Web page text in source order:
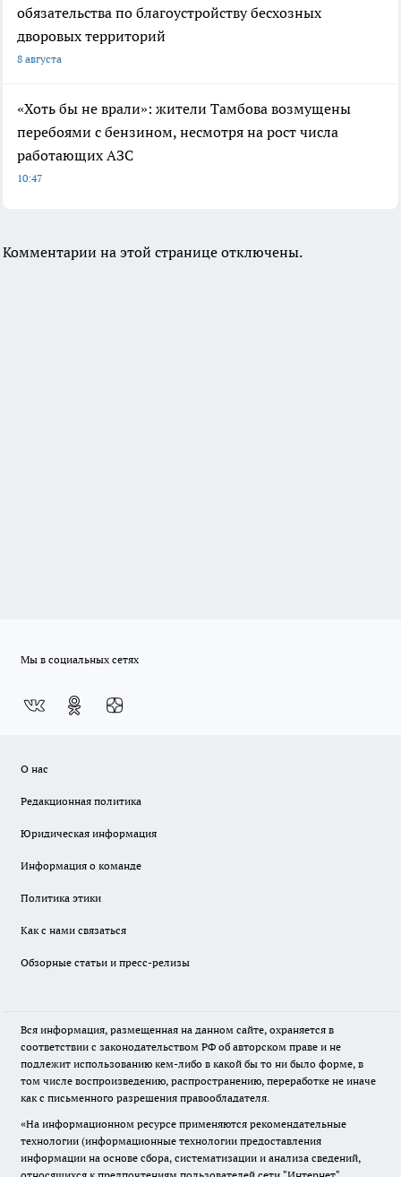
обязательства по благоустройству бесхозных
дворовых территорий
8 августа
«Хоть бы не врали»: жители Тамбова возмущены
перебоями с бензином, несмотря на рост числа
работающих АЗС
10:47
Комментарии на этой странице отключены.
Мы в социальных сетях
О нас
Редакционная политика
Юридическая информация
Информация о команде
Политика этики
Как с нами связаться
Обзорные статьи и пресс-релизы
Вся информация, размещенная на данном сайте, охраняется в
соответствии с законодательством РФ об авторском праве и не
подлежит использованию кем-либо в какой бы то ни было форме, в
том числе воспроизведению, распространению, переработке не иначе
как с письменного разрешения правообладателя.
«На информационном ресурсе применяются рекомендательные
технологии (информационные технологии предоставления
информации на основе сбора, систематизации и анализа сведений,